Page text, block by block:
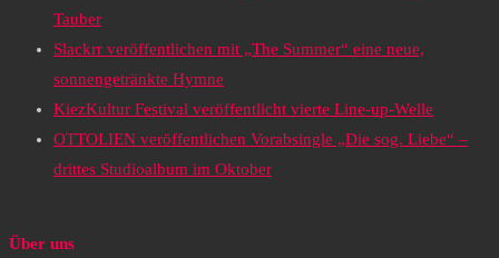
Tauber
Slackrr veröffentlichen mit „The Summer“ eine neue,
sonnengetränkte Hymne
KiezKultur Festival veröffentlicht vierte Line-up-Welle
OTTOLIEN veröffentlichen Vorabsingle „Die sog. Liebe“ –
drittes Studioalbum im Oktober
Über uns